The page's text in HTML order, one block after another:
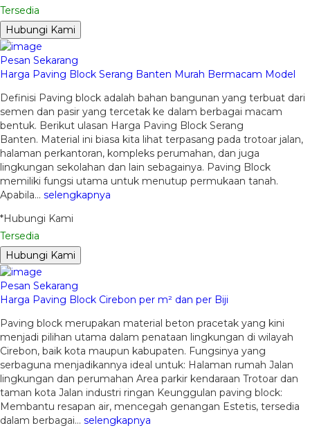
Tersedia
Hubungi Kami
Pesan Sekarang
Harga Paving Block Serang Banten Murah Bermacam Model
Definisi Paving block adalah bahan bangunan yang terbuat dari
semen dan pasir yang tercetak ke dalam berbagai macam
bentuk. Berikut ulasan Harga Paving Block Serang
Banten. Material ini biasa kita lihat terpasang pada trotoar jalan,
halaman perkantoran, kompleks perumahan, dan juga
lingkungan sekolahan dan lain sebagainya. Paving Block
memiliki fungsi utama untuk menutup permukaan tanah.
Apabila… selengkapnya
*Hubungi Kami
Tersedia
Hubungi Kami
Pesan Sekarang
Harga Paving Block Cirebon per m² dan per Biji
Paving block merupakan material beton pracetak yang kini
menjadi pilihan utama dalam penataan lingkungan di wilayah
Cirebon, baik kota maupun kabupaten. Fungsinya yang
serbaguna menjadikannya ideal untuk: Halaman rumah Jalan
lingkungan dan perumahan Area parkir kendaraan Trotoar dan
taman kota Jalan industri ringan Keunggulan paving block:
Membantu resapan air, mencegah genangan Estetis, tersedia
dalam berbagai… selengkapnya